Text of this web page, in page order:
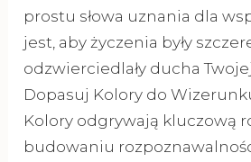
prostu słowa uznania dla
jest, aby życzenia były
odzwierciedlały ducha
Dopasuj Kolory do
Kolory odgrywają kluczową
budowaniu